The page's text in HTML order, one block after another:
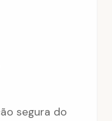
segura do